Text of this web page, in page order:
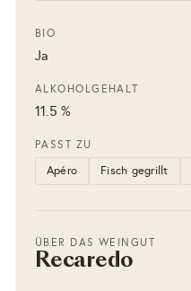
BIO
Ja
ALKOHOLGEHALT
11.5 %
PASST ZU
Apéro Fisch gegrillt
ÜBER DAS WEINGUT
Recaredo